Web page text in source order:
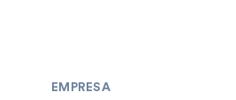
EMPRESA